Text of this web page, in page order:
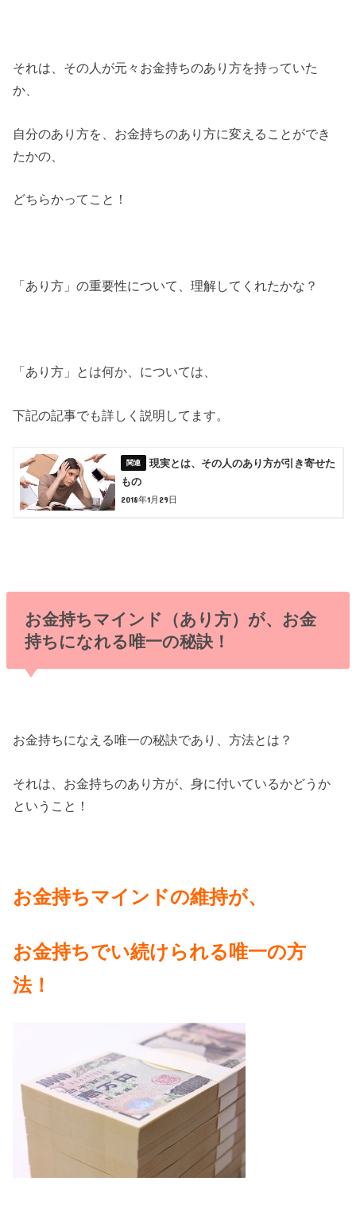
それは、その人が元々お金持ちのあり方を持っていた
か、
自分のあり方を、お金持ちのあり方に変えることができ
たかの、
どちらかってこと！
「あり方」の重要性について、理解してくれたかな？
「あり方」とは何か、については、
下記の記事でも詳しく説明してます。
現実とは、その人のあり方が引き寄せた
もの
2018年1月29日
お金持ちマインド（あり方）が、お金
持ちになれる唯一の秘訣！
お金持ちになえる唯一の秘訣であり、方法とは？
それは、お金持ちのあり方が、身に付いているかどうか
ということ！
お金持ちマインドの維持が、
お金持ちでい続けられる唯一の方
法！